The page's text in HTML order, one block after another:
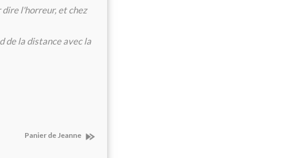
dire l'horreur, et chez
de la distance avec la
Panier de Jeanne